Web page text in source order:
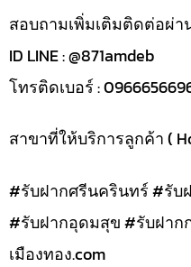
สอบถามเพิ่มเติมติดต่อผ่า
ID LINE : @871amdeb
โทรติดเบอร์ :
สาขาที่ให้บริการลูกค้า (
#รับฝากศรีนครินทร์ #รับ
#รับฝากอุดมสุข #รับฝาก
เมืองทอง.com